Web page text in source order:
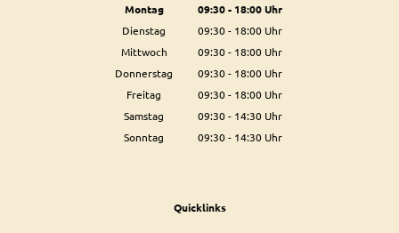
Montag
09:30- 18:00Uhr
Von 09:30 bis 18:00 Uhr
Dienstag 09:30- 18:00Uhr
Von 09:30 bis 18:00 Uhr
Mittwoch 09:30- 18:00Uhr
Von 09:30 bis 18:00 Uhr
Donnerstag 09:30- 18:00Uhr
Von 09:30 bis 18:00 Uhr
Freitag 09:30- 18:00Uhr
Von 09:30 bis 18:00 Uhr
Samstag 09:30- 14:30Uhr
Von 09:30 bis 14:30 Uhr
Sonntag 09:30- 14:30Uhr
Quicklinks